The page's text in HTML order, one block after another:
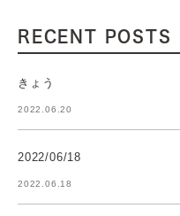
RECENT POSTS
きょう
2022.06.20
2022/06/18
2022.06.18